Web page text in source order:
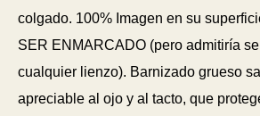
colgado. 100% Imagen en su
SER ENMARCADO (pero admitiría
cualquier lienzo). Barnizado grueso
apreciable al ojo y al tacto, que